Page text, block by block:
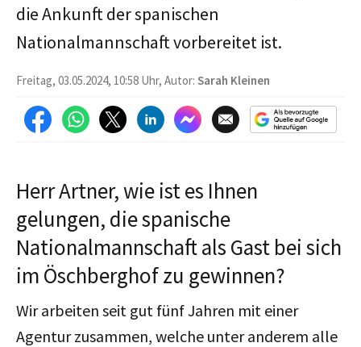
die Ankunft der spanischen
Nationalmannschaft vorbereitet ist.
Freitag, 03.05.2024, 10:58 Uhr, Autor: Sarah Kleinen
Herr Artner, wie ist es Ihnen
gelungen, die spanische
Nationalmannschaft als Gast bei sich
im Öschberghof zu gewinnen?
Wir arbeiten seit gut fünf Jahren mit einer
Agentur zusammen, welche unter anderem alle